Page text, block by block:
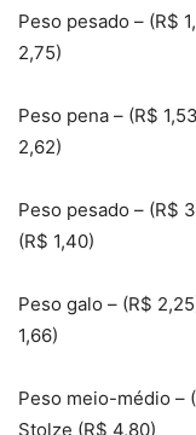
Peso pesado – (R$
2,75)
Peso pena – (R$
2,62)
Peso pesado – (R$
(R$ 1,40)
Peso galo – (R$
1,66)
Peso meio-médio –
Stolze (R$ 4,80)